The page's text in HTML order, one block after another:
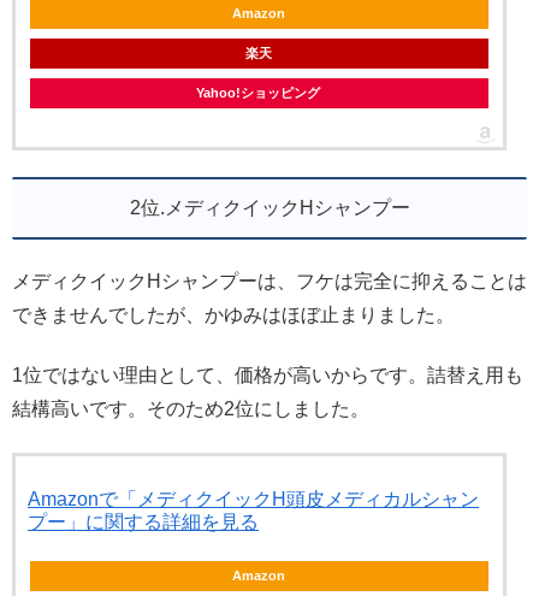
Amazon
楽天
Yahoo!ショッピング
2位.メディクイックHシャンプー
メディクイックHシャンプーは、フケは完全に抑えることは
できませんでしたが、かゆみはほぼ止まりました。
1位ではない理由として、価格が高いからです。詰替え用も
結構高いです。そのため2位にしました。
Amazonで「メディクイックH頭皮メディカルシャン
プー」に関する詳細を見る
Amazon